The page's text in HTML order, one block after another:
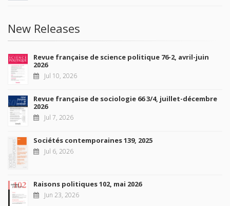
New Releases
Revue française de science politique 76-2, avril-juin
2026
Jul 10, 2026
Revue française de sociologie 66 3/4, juillet-décembre
2026
Jul 7, 2026
Sociétés contemporaines 139, 2025
Jul 6, 2026
Raisons politiques 102, mai 2026
Jun 23, 2026